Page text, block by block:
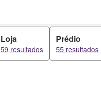
Loja
59 resultados
Prédio
55 resultados